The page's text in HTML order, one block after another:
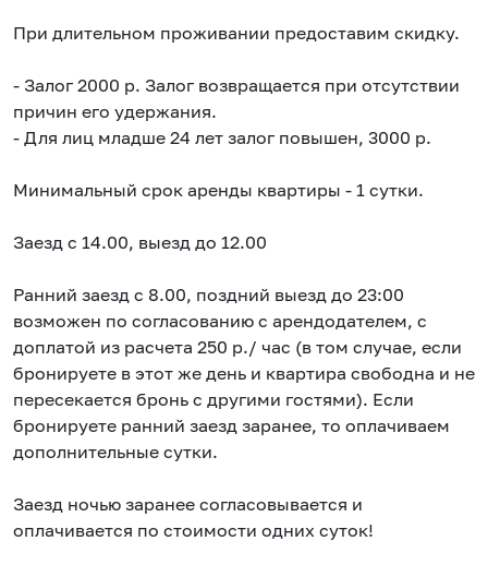
При длительном проживании предоставим скидку.
- Залог 2000 р. Залог возвращается при отсутствии
причин его удержания.
- Для лиц младше 24 лет залог повышен, 3000 р.
Минимальный срок аренды квартиры - 1 сутки.
Заезд с 14.00, выезд до 12.00
Ранний заезд с 8.00, поздний выезд до 23:00
возможен по согласованию с арендодателем, с
доплатой из расчета 250 р./ час (в том случае, если
бронируете в этот же день и квартира свободна и не
пересекается бронь с другими гостями). Если
бронируете ранний заезд заранее, то оплачиваем
дополнительные сутки.
Заезд ночью заранее согласовывается и
оплачивается по стоимости одних суток!